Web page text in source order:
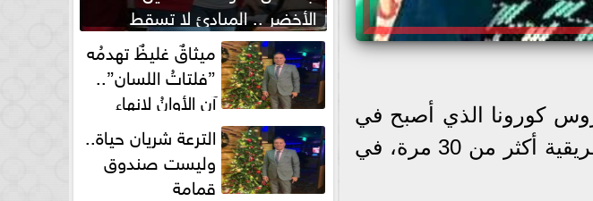
كورونا الذي أصبح في
ضيافة إجبارية مع البشر، تحور الفيروس داخل جسد امرأة أفريقية أكثر من 30 مرة، في
الأخضر .. المبادئ لا تسقط
بصفارة الحكم ميثاقٌ غليظٌ تهدمُه
”فلتاتُ اللسان”..
آن الأوانُ لإنهاءِ
فوضى الطلاق الشفهي!الترعة شريان حياة..
وليست صندوق
قمامة